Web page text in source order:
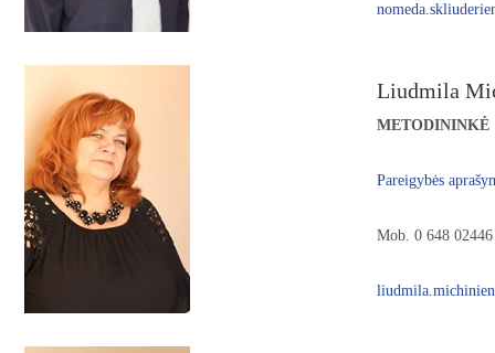
Liudmila
METODININKĖ
Pareigybės
Mob. 0 648 02446